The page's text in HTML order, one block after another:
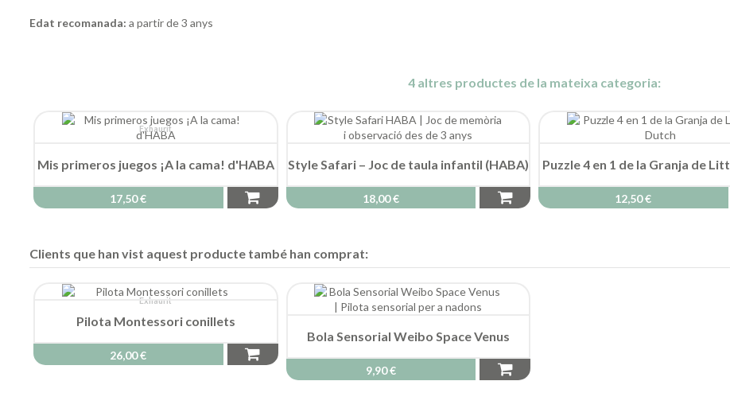
Edat recomanada: a partir de 3 anys
4 altres productes de la mateixa categoria:
Exhaurit
Mis primeros juegos ¡A la cama! d'HABA
17,50 €
Style Safari – Joc de taula infantil (HABA)
18,00 €
Puzzle 4 en 1 de la Granja de
12,50 €
Clients que han vist aquest producte també han comprat:
Exhaurit
Pilota Montessori conillets
26,00 €
Bola Sensorial Weibo Space Venus
9,90 €